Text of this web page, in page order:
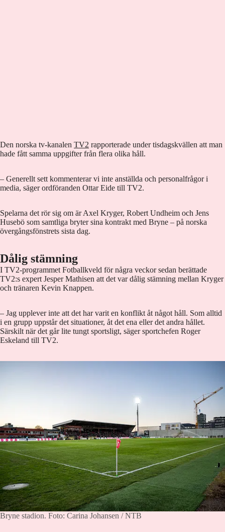
Den norska tv-kanalen TV2 rapporterade under tisdagskvällen att man
hade fått samma uppgifter från flera olika håll.
– Generellt sett kommenterar vi inte anställda och personalfrågor i
media, säger ordföranden Ottar Eide till TV2.
Spelarna det rör sig om är Axel Kryger, Robert Undheim och Jens
Husebö som samtliga bryter sina kontrakt med Bryne – på norska
övergångsfönstrets sista dag.
Dålig stämning
I TV2-programmet Fotballkveld för några veckor sedan berättade
TV2:s expert Jesper Mathisen att det var dålig stämning mellan Kryger
och tränaren Kevin Knappen.
– Jag upplever inte att det har varit en konflikt åt något håll. Som alltid
i en grupp uppstår det situationer, åt det ena eller det andra hållet.
Särskilt när det går lite tungt sportsligt, säger sportchefen Roger
Eskeland till TV2.
Bryne stadion. Foto: Carina Johansen / NTB